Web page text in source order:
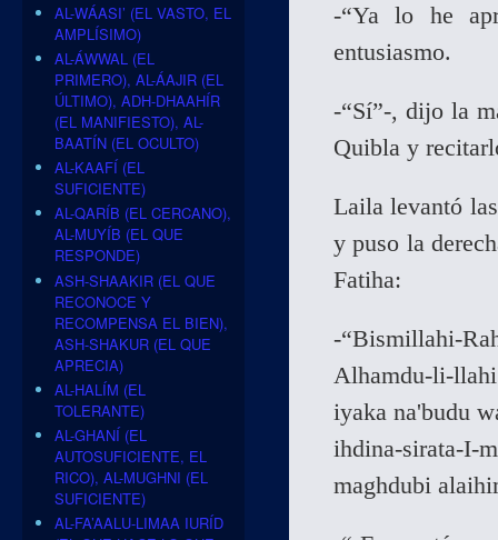
-“Ya lo he
entusiasmo.
-“Sí”-, dijo la
Quibla y
Laila levantó
y puso la
Fatiha:
-“Bismillahi-
Alhamdu-li-
iyaka na'budu
ihdina-sirata-I-
maghdubi
AL-WÁASI’ (EL VASTO, EL
AMPLÍSIMO)
AL-ÁWWAL (EL
PRIMERO), AL-ÁAJIR (EL
ÚLTIMO), ADH-DHAAHÍR
(EL MANIFIESTO), AL-
BAATÍN (EL OCULTO)
AL-KAAFÍ (EL
SUFICIENTE)
AL-QARÍB (EL CERCANO),
AL-MUYÍB (EL QUE
RESPONDE)
ASH-SHAAKIR (EL QUE
RECONOCE Y
RECOMPENSA EL BIEN),
ASH-SHAKUR (EL QUE
APRECIA)
AL-HALÍM (EL
TOLERANTE)
AL-GHANÍ (EL
AUTOSUFICIENTE, EL
RICO), AL-MUGHNI (EL
SUFICIENTE)
AL-FA’AALU-LIMAA IURÍD